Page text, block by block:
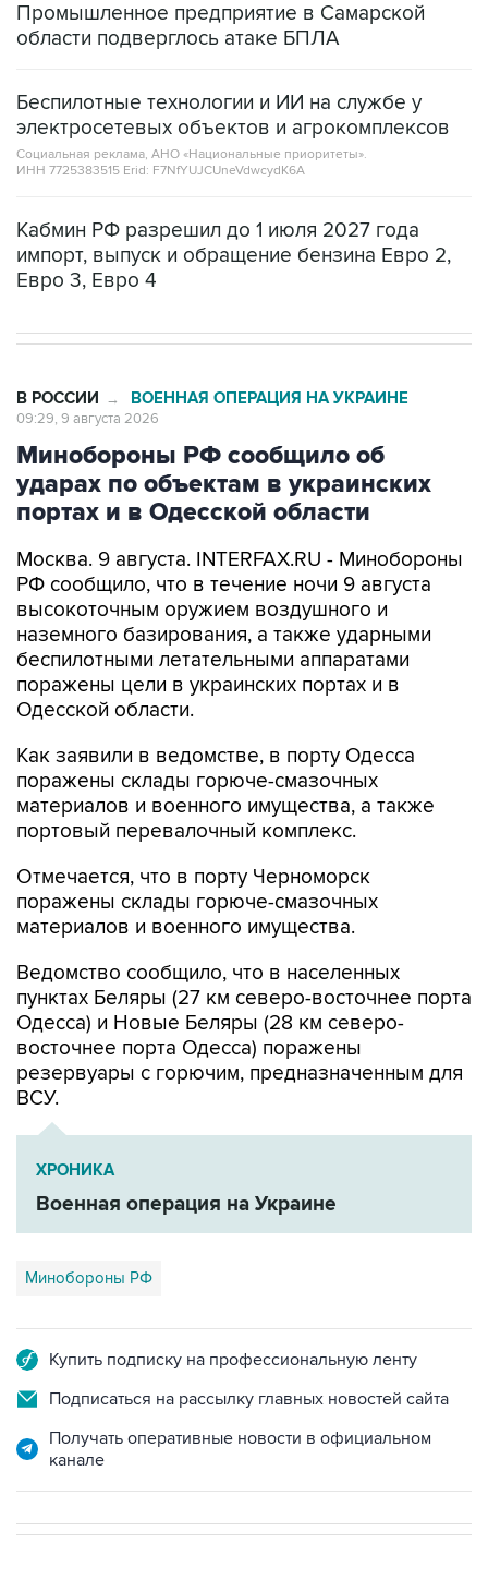
Промышленное предприятие в Самарской
области подверглось атаке БПЛА
Беспилотные технологии и ИИ на службе у
электросетевых объектов и агрокомплексов
Социальная реклама, АНО «Национальные приоритеты».
ИНН 7725383515 Erid: F7NfYUJCUneVdwcydK6A
Кабмин РФ разрешил до 1 июля 2027 года
импорт, выпуск и обращение бензина Евро 2,
Евро 3, Евро 4
В РОССИИ → ВОЕННАЯ ОПЕРАЦИЯ НА УКРАИНЕ
09:29, 9 августа 2026
Минобороны РФ сообщило об
ударах по объектам в украинских
портах и в Одесской области
Москва. 9 августа. INTERFAX.RU - Минобороны
РФ сообщило, что в течение ночи 9 августа
высокоточным оружием воздушного и
наземного базирования, а также ударными
беспилотными летательными аппаратами
поражены цели в украинских портах и в
Одесской области.
Как заявили в ведомстве, в порту Одесса
поражены склады горюче-смазочных
материалов и военного имущества, а также
портовый перевалочный комплекс.
Отмечается, что в порту Черноморск
поражены склады горюче-смазочных
материалов и военного имущества.
Ведомство сообщило, что в населенных
пунктах Беляры (27 км северо-восточнее порта
Одесса) и Новые Беляры (28 км северо-
восточнее порта Одесса) поражены
резервуары с горючим, предназначенным для
ВСУ.
ХРОНИКА
Военная операция на Украине
Минобороны РФ
Купить подписку на профессиональную ленту
Подписаться на рассылку главных новостей сайта
Получать оперативные новости в официальном
канале